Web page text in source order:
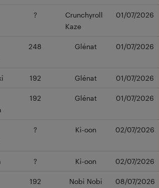
?
Crunchyroll
Kaze
01/07/2026
248 Glénat 01/07/2026
192 Glénat 01/07/2026
192 Glénat 01/07/2026
? Ki-oon 02/07/2026
? Ki-oon 02/07/2026
192 Nobi Nobi 08/07/2026